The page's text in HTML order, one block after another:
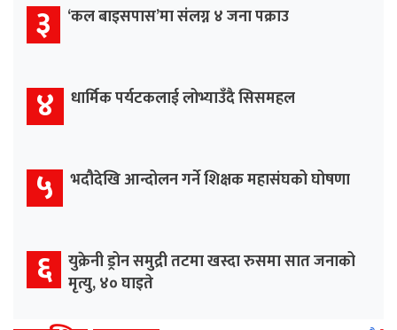
३ ‘कल बाइसपास’मा संलग्न ४ जना पक्राउ
४ धार्मिक पर्यटकलाई लोभ्याउँदै सिसमहल
५ भदौदेखि आन्दोलन गर्ने शिक्षक महासंघको घोषणा
६ युक्रेनी ड्रोन समुद्री तटमा खस्दा रुसमा सात जनाको
मृत्यु, ४० घाइते